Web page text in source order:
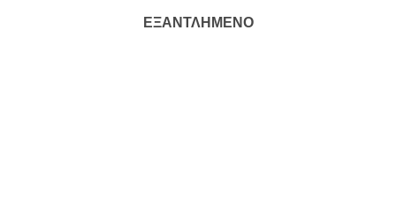
ΕΞΑΝΤΛΗΜΈΝΟ